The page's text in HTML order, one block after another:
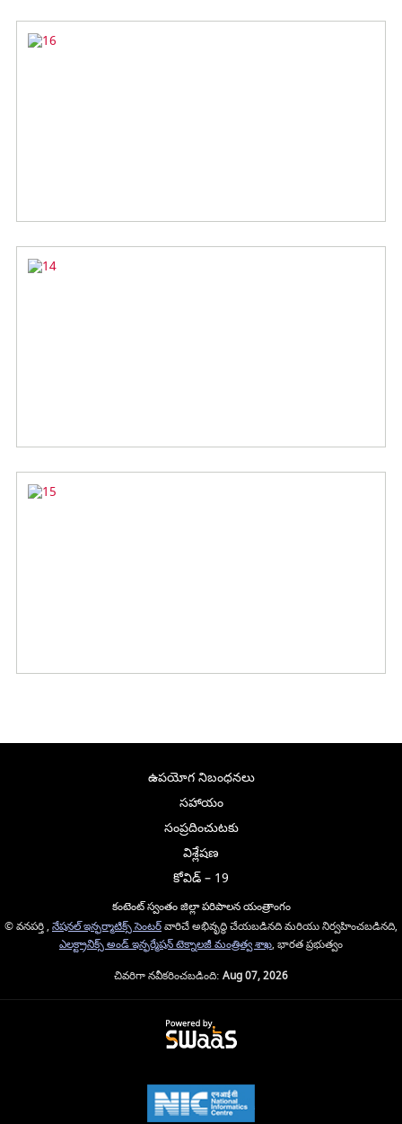
ఉపయోగ నిబంధనలు
సహాయం
సంప్రదించుటకు
విశ్లేషణ
కోవిడ్ – 19
కంటెంట్ స్వంతం జిల్లా పరిపాలన యంత్రాంగం
© వనపర్తి , నేషనల్ ఇన్ఫర్మాటిక్స్ సెంటర్వారిచే అభివృద్ధి చేయబడినది మరియు నిర్వహించబడినది,
ఎలక్ట్రానిక్స్ అండ్ ఇన్ఫర్మేషన్ టెక్నాలజీ మంత్రిత్వ శాఖ, భారత ప్రభుత్వం
చివరిగా నవీకరించబడింది: Aug 07, 2026